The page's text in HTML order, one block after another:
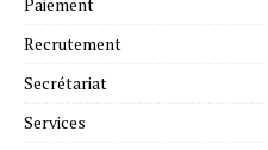
Recrutement
Secrétariat
Services